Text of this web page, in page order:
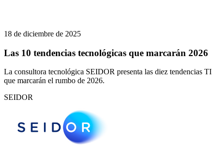
18 de diciembre de 2025
Las 10 tendencias tecnológicas que marcarán 2026
La consultora tecnológica SEIDOR presenta las diez tendencias TI
que marcarán el rumbo de 2026.
SEIDOR